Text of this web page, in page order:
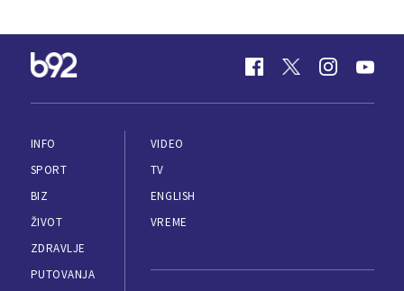
INFO
SPORT
BIZ
ŽIVOT
ZDRAVLJE
PUTOVANJA
VIDEO
TV
ENGLISH
VREME